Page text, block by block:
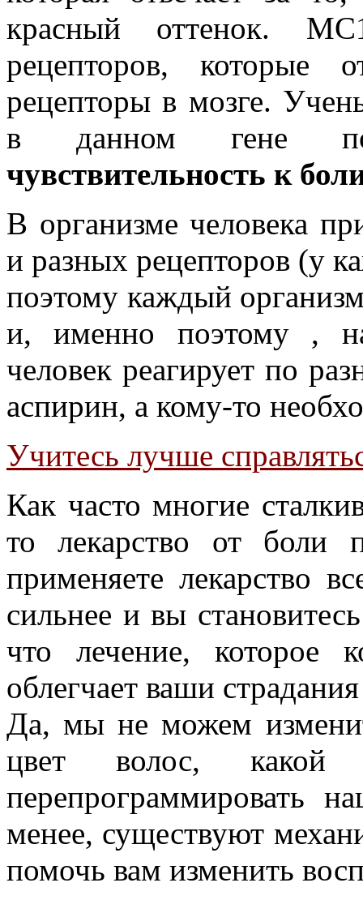
красный оттенок.
рецепторов, которые
рецепторы в мозге.
в данном гене по
чувствительность к
В организме человека
и разных рецепторов (у
поэтому каждый
и, именно поэтому ,
человек реагирует по
аспирин, а кому-то
Учитесь лучше
Как часто многие
то лекарство от боли
применяете лекарство
сильнее и вы
что лечение, которое
облегчает ваши
Да, мы не можем
цвет волос,
перепрограммировать
менее, существуют
помочь вам изменить